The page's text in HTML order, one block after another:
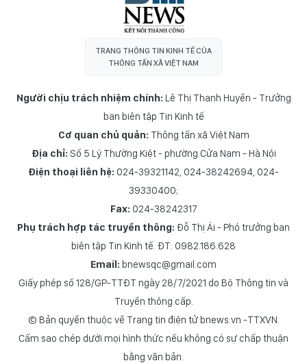
TRANG THÔNG TIN KINH TẾ CỦA
THÔNG TẤN XÃ VIỆT NAM
Người chịu trách nhiệm chính: Lê Thị Thanh Huyền - Trưởng
ban biên tập Tin Kinh tế
Cơ quan chủ quản: Thông tấn xã Việt Nam
Địa chỉ: Số 5 Lý Thường Kiệt - phường Cửa Nam - Hà Nội
Điện thoại liên hệ: 024-39321142, 024-38242694, 024-
39330400;
Fax: 024-38242317
Phụ trách hợp tác truyền thông: Đỗ Thị Ái - Phó trưởng ban
biên tập Tin Kinh tế. ĐT: 0982.186.628
Email: bnewsqc@gmail.com
Giấy phép số 128/GP-TTĐT ngày 28/7/2021 do Bộ Thông tin và
Truyền thông cấp.
© Bản quyền thuộc về Trang tin điện tử bnews.vn -TTXVN.
Cấm sao chép dưới mọi hình thức nếu không có sự chấp thuận
bằng văn bản.